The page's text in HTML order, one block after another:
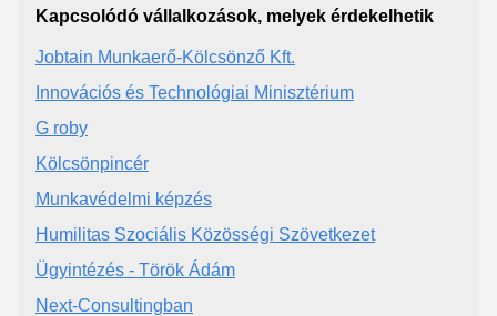
Kapcsolódó vállalkozások, melyek érdekelhetik
Jobtain Munkaerő-Kölcsönző Kft.
Innovációs és Technológiai Minisztérium
G roby
Kölcsönpincér
Munkavédelmi képzés
Humilitas Szociális Közösségi Szövetkezet
Ügyintézés - Török Ádám
Next-Consultingban